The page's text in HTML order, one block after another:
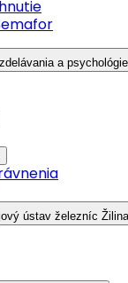
a psychológie
ústav železníc Žilina